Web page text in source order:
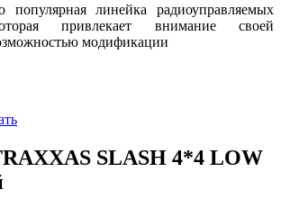
линейка радиоуправляемых
привлекает внимание своей
модификации
SLASH 4*4 LOW